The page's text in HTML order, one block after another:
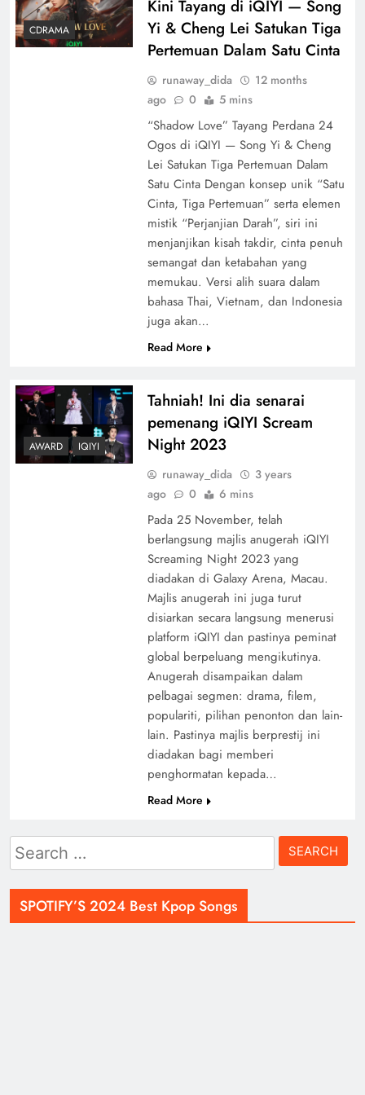
CDRAMA
Kini Tayang di iQIYI — Song
Yi & Cheng Lei Satukan Tiga
Pertemuan Dalam Satu Cinta
runaway_dida
12 months
ago
0 5 mins
“Shadow Love” Tayang Perdana 24
Ogos di iQIYI — Song Yi & Cheng
Lei Satukan Tiga Pertemuan Dalam
Satu Cinta Dengan konsep unik “Satu
Cinta, Tiga Pertemuan” serta elemen
mistik “Perjanjian Darah”, siri ini
menjanjikan kisah takdir, cinta penuh
semangat dan ketabahan yang
memukau. Versi alih suara dalam
bahasa Thai, Vietnam, dan Indonesia
juga akan…
Read More
AWARD IQIYI
Tahniah! Ini dia senarai
pemenang iQIYI Scream
Night 2023
runaway_dida
3 years
ago
0 6 mins
Pada 25 November, telah
berlangsung majlis anugerah iQIYI
Screaming Night 2023 yang
diadakan di Galaxy Arena, Macau.
Majlis anugerah ini juga turut
disiarkan secara langsung menerusi
platform iQIYI dan pastinya peminat
global berpeluang mengikutinya.
Anugerah disampaikan dalam
pelbagai segmen: drama, filem,
populariti, pilihan penonton dan lain-
lain. Pastinya majlis berprestij ini
diadakan bagi memberi
penghormatan kepada…
Read More
Search
for:
SPOTIFY’S 2024 Best Kpop Songs